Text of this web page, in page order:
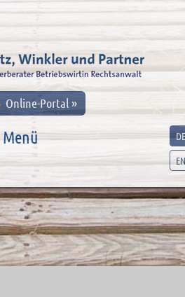
Online-Portal »
DE
EN